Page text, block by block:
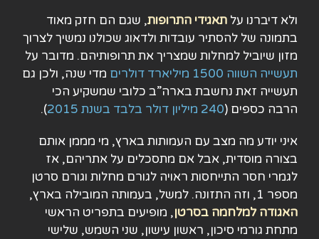
ולא דיברנו על תאגידי התרופות, שגם הם חזק מאוד
בתמונה של להסתיר עובדות ולדאוג שכולנו נמשיך לצרוך
מזון שיוביל למחלות שמצריך את תרופותיהם. מדובר על
תעשייה השווה 1500 מיליארד דולרים
מדי שנה, ולכן גם
תעשייה זאת נחשבת בארה”ב כלובי שמשקיע הכי
הרבה כספים (240 מיליון דולר בלבד בשנת 2015 ).
איני יודע מה מצב עם העמותות בארץ, מי מממן אותם
בצורה מוסדית, אבל אם מתסכלים על אתריהם, אז
לגמרי חסר התייחסות ראויה לגורם מחלות וגורם סרטן
מספר 1, וזה התזונה. למשל, בעמותה המובילה בארץ,
האגודה למלחמה בסרטן, מופיעים בתפריט הראשי
מתחת גורמי סיכון, ראשון עישון, שני השמש, שלישי